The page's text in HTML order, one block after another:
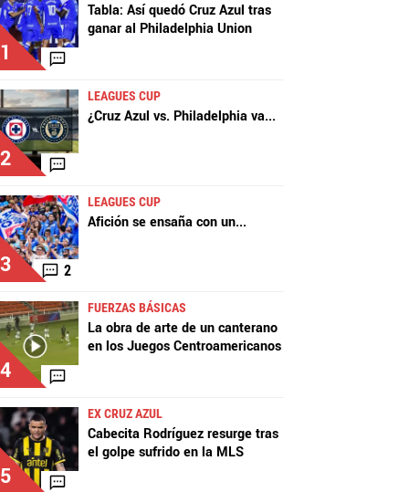
1
Tabla: Así quedó Cruz Azul tras
ganar al Philadelphia Union
2
LEAGUES CUP
¿Cruz Azul vs. Philadelphia va...
3 2
LEAGUES CUP
Afición se ensaña con un...
4
FUERZAS BÁSICAS
La obra de arte de un canterano
en los Juegos Centroamericanos
5
EX CRUZ AZUL
Cabecita Rodríguez resurge tras
el golpe sufrido en la MLS